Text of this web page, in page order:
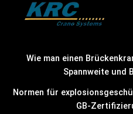
Wie man einen
Spannweite und
Normen für
GB-